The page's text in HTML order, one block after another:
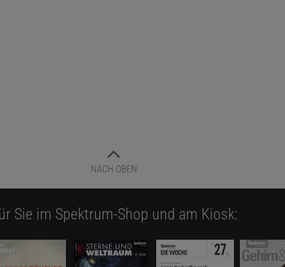
Forscher in mühevoller Arbeit aus dem Untergrund bargen:
die Menschen mit diesen Nadeln die Felle für ihre
für Zelte zusammen, in denen sie lebten«, sagt Pitulko.
zu können für das Überleben des Klans ähnlich wichtig,
die Menschen wohl kaum nur zu Hasenfellen. So fanden die
NACH OBEN
Sie im Spektrum-Shop und am Kiosk: